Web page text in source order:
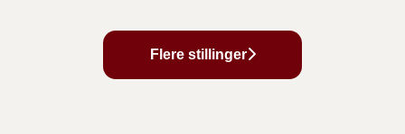
Flere stillinger